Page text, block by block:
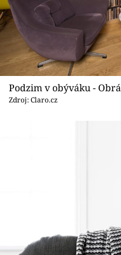
Bydlení
Zahrada
Design
Sledujte prima+
Podzim v obýváku -
Zdroj: Claro.cz